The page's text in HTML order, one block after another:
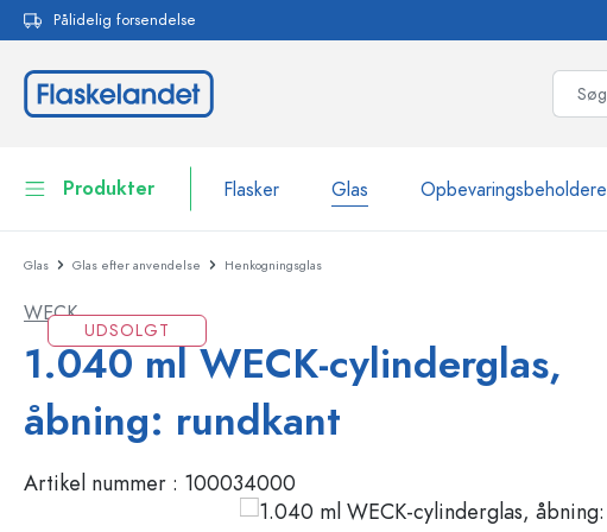
Gå til hovednavigation
Pålidelig forsendelse
Produkter Flasker Glas Opbevaringsbeholdere
Flasker
Glas
Opbevaringsbeholdere
Bordservice
Beholdere til kosmetik
Flasker efter mærke
WECK-flasker
Flasker med patentprop
Glas Glas efter anvendelse Henkogningsglas
WECK
1.040 ml WECK-cylinderglas,
åbning: rundkant
Artikel nummer : 100034000
UDSOLGT